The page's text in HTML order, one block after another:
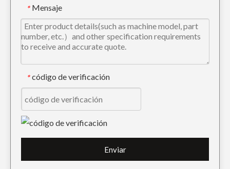
* Mensaje
* código de verificación
Enviar